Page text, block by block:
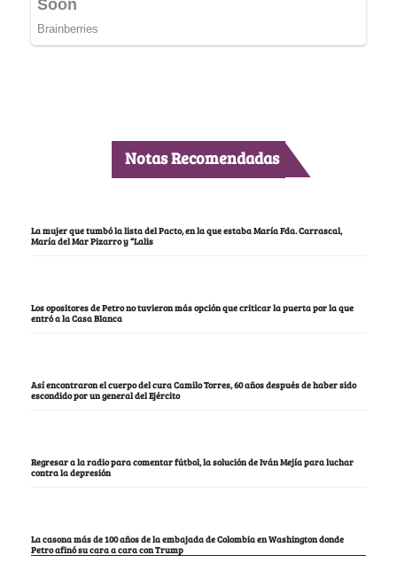
Notas Recomendadas
La mujer que tumbó la lista del Pacto, en la que estaba María Fda. Carrascal,
María del Mar Pizarro y “Lalis
Los opositores de Petro no tuvieron más opción que criticar la puerta por la que
entró a la Casa Blanca
Así encontraron el cuerpo del cura Camilo Torres, 60 años después de haber sido
escondido por un general del Ejército
Regresar a la radio para comentar fútbol, la solución de Iván Mejía para luchar
contra la depresión
La casona más de 100 años de la embajada de Colombia en Washington donde
Petro afinó su cara a cara con Trump